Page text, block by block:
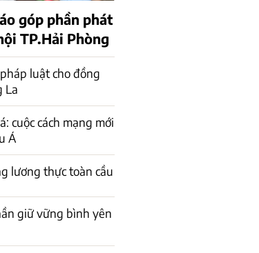
góp phần phát
TP.Hải Phòng
luật cho đồng
La
cuộc cách mạng mới
Á
lương thực toàn cầu
giữ vững bình yên